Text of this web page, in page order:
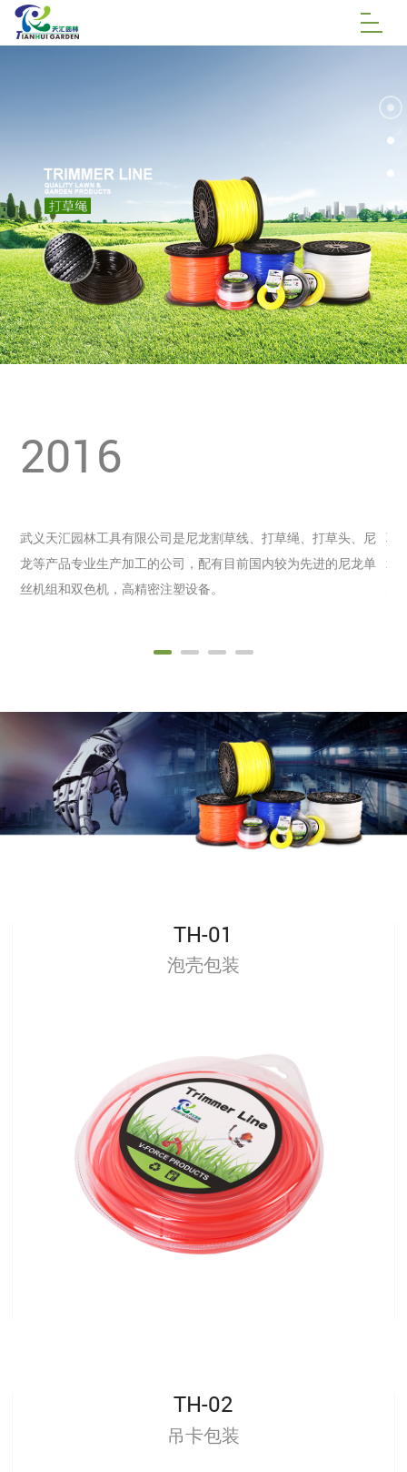
2016
武义天汇园林工具有限公司是尼龙割草线、打草绳、打草头、尼
龙等产品专业生产加工的公司，配有目前国内较为先进的尼龙单
丝机组和双色机，高精密注塑设备。
聘
术
TH-01
泡壳包装
TH-02
吊卡包装